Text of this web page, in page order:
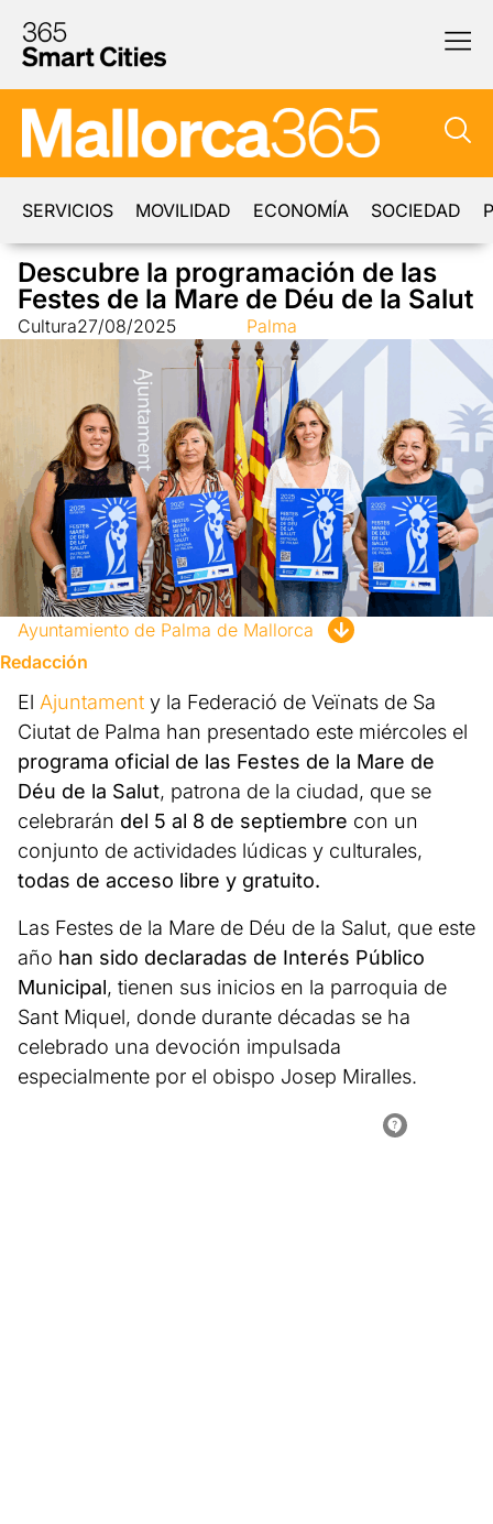
SERVICIOS MOVILIDAD ECONOMÍA SOCIEDAD
Descubre la programación de las
Festes de la Mare de Déu de la Salut
Cultura27/08/2025 Palma
Ayuntamiento de Palma de Mallorca
Redacción
El Ajuntament y la Federació de Veïnats de Sa
Ciutat de Palma han presentado este miércoles el
programa oficial de las Festes de la Mare de
Déu de la Salut, patrona de la ciudad, que se
celebrarán del 5 al 8 de septiembre con un
conjunto de actividades lúdicas y culturales,
todas de acceso libre y gratuito.
Las Festes de la Mare de Déu de la Salut, que este
año han sido declaradas de Interés Público
Municipal, tienen sus inicios en la parroquia de
Sant Miquel, donde durante décadas se ha
celebrado una devoción impulsada
especialmente por el obispo Josep Miralles.